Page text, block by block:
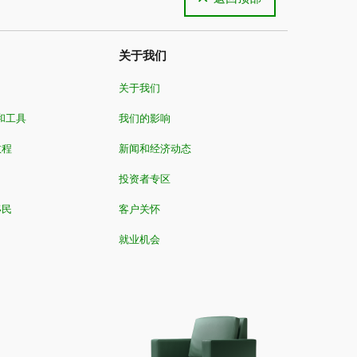
工具
关于我们
关于我们
我们的影响
新闻和经济动态
投资者专区
客户关怀
就业机会